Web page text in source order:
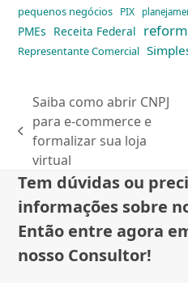
pequenos negócios PIX
PMEs Receita Federal
Representante Comercial
previous
post:
Saiba como abrir CNPJ
para e-commerce e
formalizar sua loja
virtual
Tem dúvidas ou
informações sobre
Então entre agora
nosso Consultor!